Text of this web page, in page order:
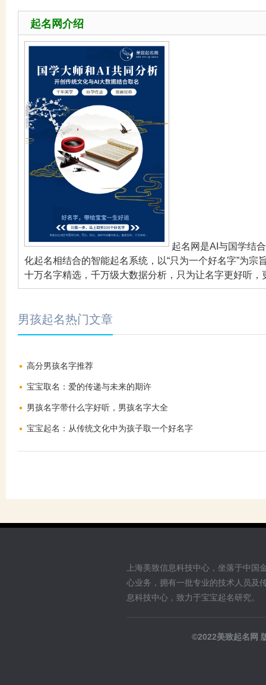
起名网介绍
起名网是AI与国学结
化起名相结合的智能起名系统，以“只为一个好名字”为
十万名字精选，千万级大数据分析，只为让名字更好听，
男孩起名热门文章
高分男孩名字推荐
宝宝取名：爱的传递与未来的期许
男孩名字带什么字好听，男孩名字大全
宝宝起名：从传统文化中为孩子取一个好名字
上海美致信息科技中心，坐落于中
心业务，拥有一批专业的技术人员及
息科技中心，致力于宝宝起名研究。
©2022美致起名网